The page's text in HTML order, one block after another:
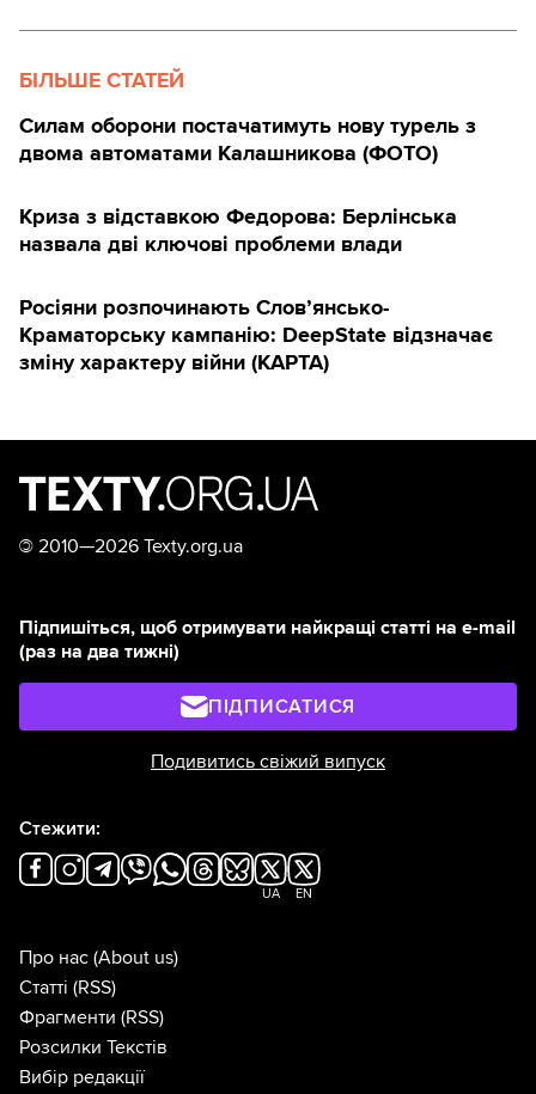
БІЛЬШЕ СТАТЕЙ
Силам оборони постачатимуть нову турель з
двома автоматами Калашникова (ФОТО)
Криза з відставкою Федорова: Берлінська
назвала дві ключові проблеми влади
Росіяни розпочинають Слов’янсько-
Краматорську кампанію: DeepState відзначає
зміну характеру війни (КАРТА)
© 2010—2026 Texty.org.ua
Підпишіться, щоб отримувати найкращі статті на e-mail
(раз на два тижні)
ПІДПИСАТИСЯ
Подивитись свіжий випуск
Стежити:
UA EN
Про нас (About us)
Статті (RSS)
Фрагменти (RSS)
Розсилки Текстів
Вибір редакції